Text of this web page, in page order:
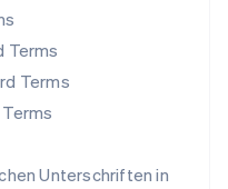
Terms
Terms
Unterschriften in